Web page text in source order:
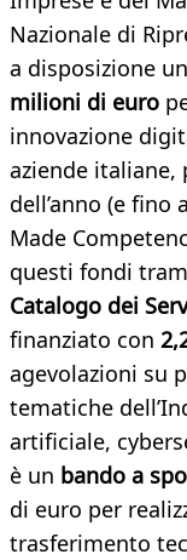
Nazionale di
a disposizione
milioni di euro
innovazione
aziende italiane,
dell’anno (e fino
Made
questi fondi
Catalogo dei
finanziato con
agevolazioni su
tematiche
artificiale,
è un bando a
di euro per
trasferimento